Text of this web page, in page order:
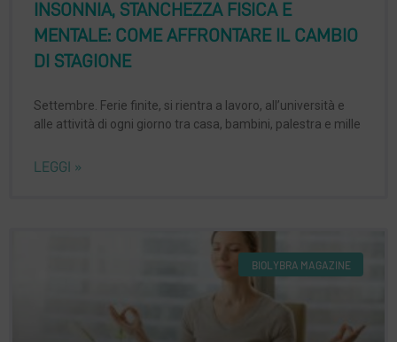
INSONNIA, STANCHEZZA FISICA E
MENTALE: COME AFFRONTARE IL CAMBIO
DI STAGIONE
Settembre. Ferie finite, si rientra a lavoro, all’università e
alle attività di ogni giorno tra casa, bambini, palestra e mille
LEGGI »
BIOLYBRA MAGAZINE